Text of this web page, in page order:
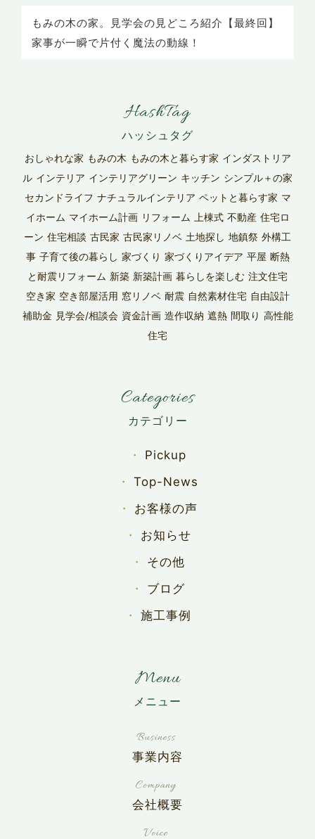
もみの木の家。見学会の見どころ紹介【最終回】
家事が一瞬で片付く魔法の動線！
HashTag
おしゃれな家 もみの木 もみの木と暮らす家 インダストリア
ル インテリア インテリアグリーン キッチン シンプル＋の家
セカンドライフ ナチュラルインテリア ペットと暮らす家 マ
イホーム マイホーム計画 リフォーム 上棟式 不動産 住宅ロ
ーン 住宅相談 古民家 古民家リノベ 土地探し 地鎮祭 外構工
事 子育て後の暮らし 家づくり 家づくりアイデア 平屋 断熱
と耐震リフォーム 新築 新築計画 暮らしを楽しむ 注文住宅
空き家 空き部屋活用 窓リノベ 耐震 自然素材住宅 自由設計
補助金 見学会/相談会 資金計画 造作収納 遮熱 間取り 高性能
住宅
Categories
Pickup
Top-News
お客様の声
お知らせ
その他
ブログ
施工事例
Menu
事業内容
会社概要